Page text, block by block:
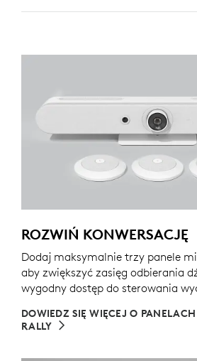
ROZWIŃ KONWERSACJĘ
Dodaj maksymalnie trzy panele
aby zwiększyć zasięg odbierania
wygodny dostęp do sterowania
DOWIEDZ SIĘ WIĘCEJ O
RALLY